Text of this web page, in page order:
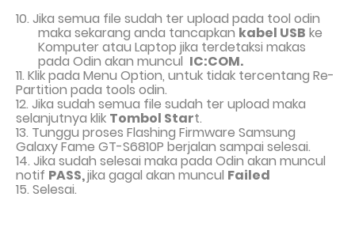
10. Jika semua file sudah ter upload pada tool odin
maka sekarang anda tancapkan kabel USB ke
Komputer atau Laptop jika terdetaksi makas
pada Odin akan muncul IC:COM.
11. Klik pada Menu Option, untuk tidak tercentang Re-
Partition pada tools odin.
12. Jika sudah semua file sudah ter upload maka
selanjutnya klik Tombol Start.
13. Tunggu proses Flashing Firmware Samsung
Galaxy Fame GT-S6810P berjalan sampai selesai.
14. Jika sudah selesai maka pada Odin akan muncul
notif PASS,jika gagal akan muncul Failed
15. Selesai.